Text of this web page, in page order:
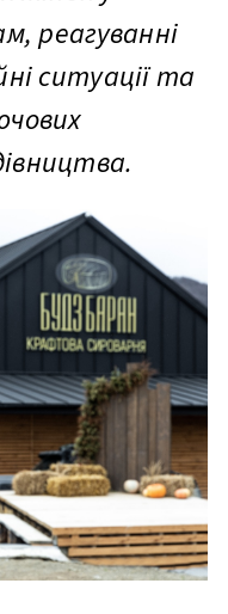
реагуванні
ситуації та